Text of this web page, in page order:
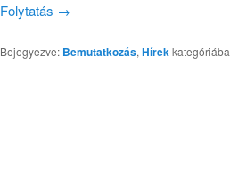
Folytatás →
Bejegyezve: Bemutatkozás, Hírekkategóriába